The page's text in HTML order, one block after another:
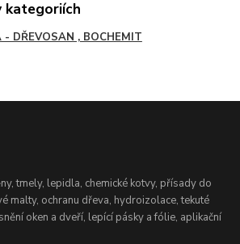
kategoriích
- DŘEVOSAN , BOCHEMIT
tmely, lepidla, chemické kotvy, přísady do
malty, ochranu dřeva, hydroizolace, tekuté
oken a dveří, lepící pásky a fólie, aplikační